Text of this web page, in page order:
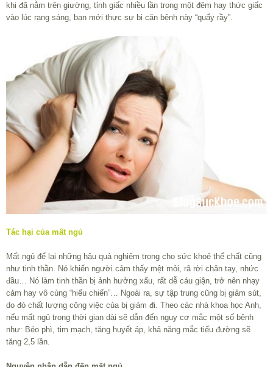
khi đã nằm trên giường, tỉnh giấc nhiều lần trong một đêm hay thức giấc
vào lúc rạng sáng, bạn mới thực sự bị căn bệnh này “quấy rầy”.
Tác hại của mất ngủ
Mất ngủ để lại những hậu quả nghiêm trọng cho sức khoẻ thể chất cũng
như tinh thần. Nó khiến người cảm thấy mệt mỏi, rã rời chân tay, nhức
đầu… Nó làm tinh thần bị ảnh hưởng xấu, rất dễ cáu giận, trở nên nhạy
cảm hay vô cùng “hiếu chiến”… Ngoài ra, sự tập trung cũng bị giảm sút,
do đó chất lượng công việc của bị giảm đi. Theo các nhà khoa học Anh,
nếu mất ngủ trong thời gian dài sẽ dẫn đến nguy cơ mắc một số bệnh
như: Béo phì, tim mạch, tăng huyết áp, khả năng mắc tiểu đường sẽ
tăng 2,5 lần.